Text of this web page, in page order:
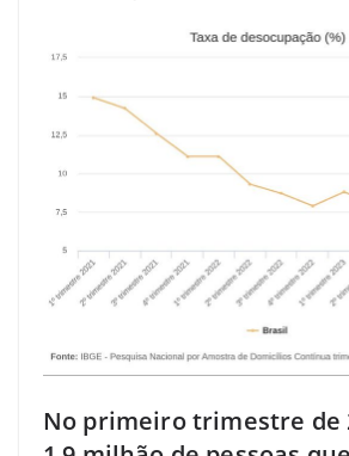
No primeiro trimestre de